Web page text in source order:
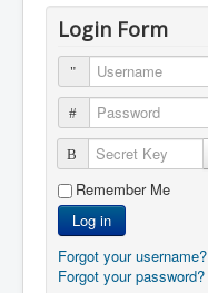
Login Form
Username
Password
Secret Key
Remember Me
Log in
Forgot your username?
Forgot your password?